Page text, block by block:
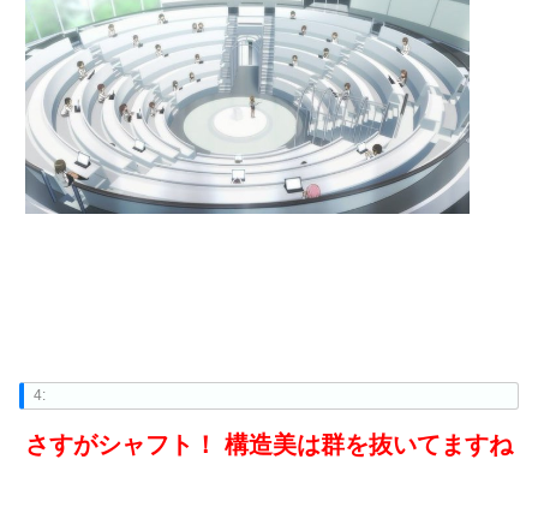
4:
さすがシャフト！ 構造美は群を抜いてますね